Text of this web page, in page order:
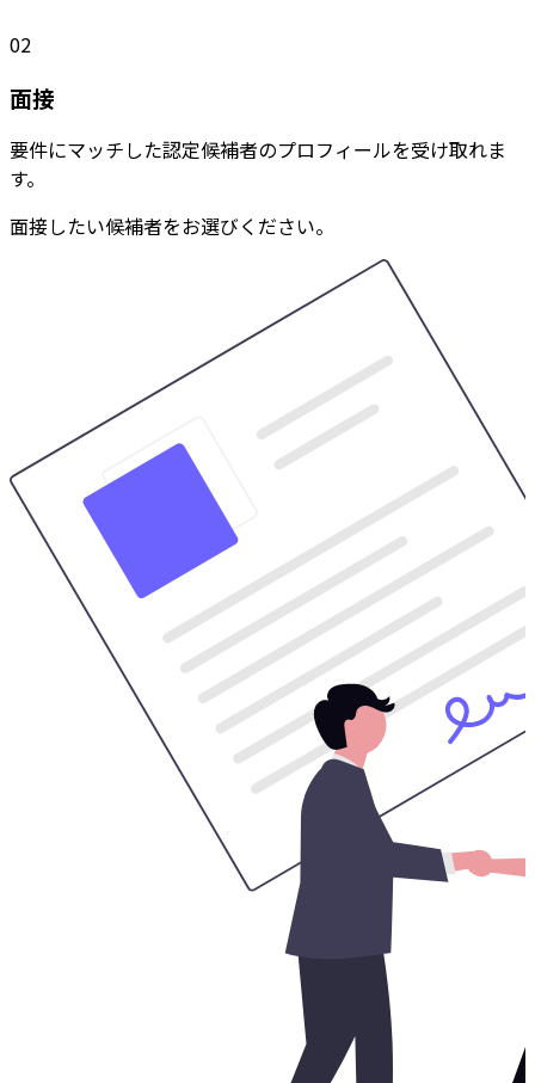
02
面接
要件にマッチした認定候補者のプロフィールを受け取れま
す。
面接したい候補者をお選びください。